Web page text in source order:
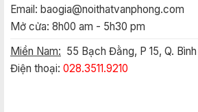
Email: baogia@noithatvanphong.com
Mở cửa: 8h00 am - 5h30 pm
Miền Nam: 55 Bạch Đằng, P 15, Q.
Điện thoại: 028.3511.9210